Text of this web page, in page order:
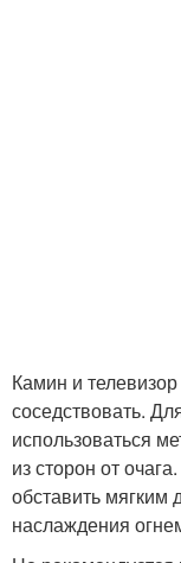
Камин и
соседствовать.
использоваться
из сторон от
обставить
наслаждения